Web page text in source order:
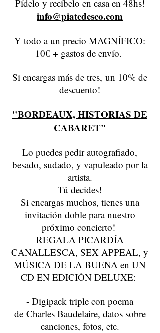
Pídelo y recíbelo en casa en 48hs!
info@piatedesco.com
Y todo a un precio MAGNÍFICO:
10€ + gastos de envío.
Si encargas más de tres, un 10% de
descuento!
"BORDEAUX, HISTORIAS DE
CABARET"
Lo puedes pedir autografiado,
besado, sudado, y vapuleado por la
artista.
Tú decides!
Si encargas muchos, tienes una
invitación doble para nuestro
próximo concierto!
REGALA PICARDÍA
CANALLESCA, SEX APPEAL, y
MÚSICA DE LA BUENA en UN
CD EN EDICIÓN DELUXE:
- Digipack triple con poema
de Charles Baudelaire, datos sobre
canciones, fotos, etc.